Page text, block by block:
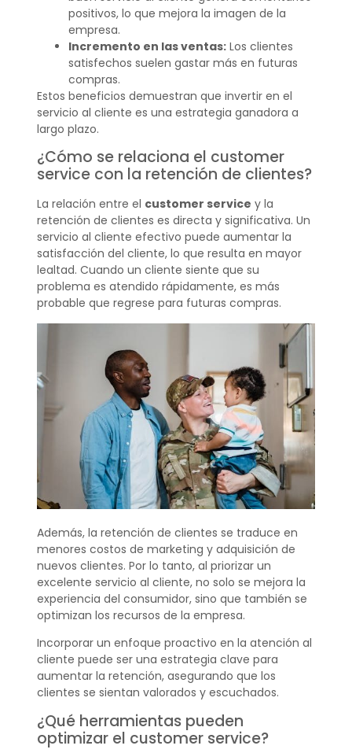
positivos, lo que mejora la imagen de la
empresa.
Incremento en las ventas:Los clientes
satisfechos suelen gastar más en futuras
compras.
Estos beneficios demuestran que invertir en el
servicio al cliente es una estrategia ganadora a
largo plazo.
¿Cómo se relaciona el customer
service con la retención de clientes?
La relación entre el customer service y la
retención de clientes es directa y significativa. Un
servicio al cliente efectivo puede aumentar la
satisfacción del cliente, lo que resulta en mayor
lealtad. Cuando un cliente siente que su
problema es atendido rápidamente, es más
probable que regrese para futuras compras.
Además, la retención de clientes se traduce en
menores costos de marketing y adquisición de
nuevos clientes. Por lo tanto, al priorizar un
excelente servicio al cliente, no solo se mejora la
experiencia del consumidor, sino que también se
optimizan los recursos de la empresa.
Incorporar un enfoque proactivo en la atención al
cliente puede ser una estrategia clave para
aumentar la retención, asegurando que los
clientes se sientan valorados y escuchados.
¿Qué herramientas pueden
optimizar el customer service?